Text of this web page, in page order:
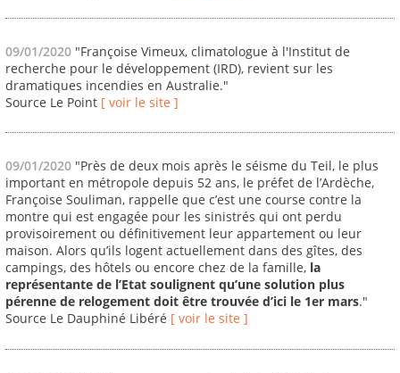
09/01/2020 "Françoise Vimeux, climatologue à l'Institut de
recherche pour le développement (IRD), revient sur les
dramatiques incendies en Australie."
Source Le Point [ voir le site ]
09/01/2020 "Près de deux mois après le séisme du Teil, le plus
important en métropole depuis 52 ans, le préfet de l’Ardèche,
Françoise Souliman, rappelle que c’est une course contre la
montre qui est engagée pour les sinistrés qui ont perdu
provisoirement ou définitivement leur appartement ou leur
maison. Alors qu’ils logent actuellement dans des gîtes, des
campings, des hôtels ou encore chez de la famille, la
représentante de l’Etat soulignent qu’une solution plus
pérenne de relogement doit être trouvée d’ici le 1er mars."
Source Le Dauphiné Libéré [ voir le site ]